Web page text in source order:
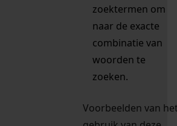
zoektermen om
naar de exacte
combinatie van
woorden te
zoeken.
Voorbeelden van